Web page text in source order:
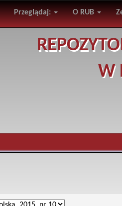
Przeglądaj: O RUB
W